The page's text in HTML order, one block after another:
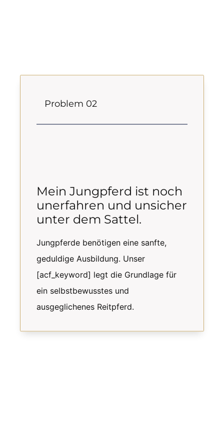
Problem 02
Mein Jungpferd ist noch
unerfahren und unsicher
unter dem Sattel.
Jungpferde benötigen eine sanfte,
geduldige Ausbildung. Unser
[acf_keyword] legt die Grundlage für
ein selbstbewusstes und
ausgeglichenes Reitpferd.